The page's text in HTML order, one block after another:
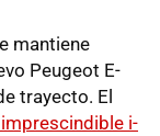
mantiene
Peugeot E-
trayecto. El
i-